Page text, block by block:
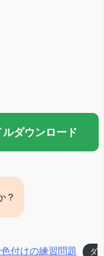
ダウンロード
？
付けの練習問題
ダ